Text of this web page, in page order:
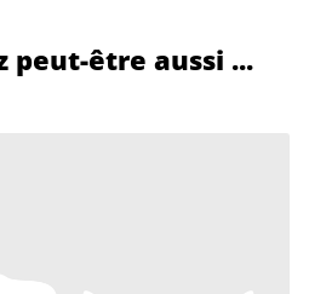
peut-être aussi ...